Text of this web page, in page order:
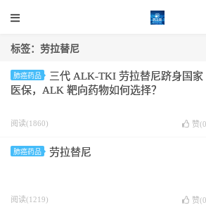
标签：劳拉替尼
肺癌药品
三代 ALK-TKI 劳拉替尼跻身国家
医保，ALK 靶向药物如何选择？
阅读(1860) 赞(0
肺癌药品 劳拉替尼
阅读(1219) 赞(0